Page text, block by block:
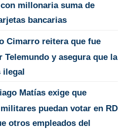
millonaria suma de
bancarias
Cimarro reitera que fue
Telemundo y asegura que la
ilegal
Matías exige que
puedan votar en RD
otros empleados del